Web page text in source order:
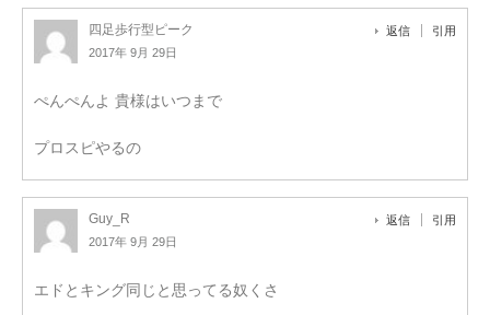
四足歩行型ピーク
2017年 9月 29日
返信 引用
ぺんぺんよ 貴様はいつまで
プロスピやるの
Guy_R
2017年 9月 29日
返信 引用
エドとキング同じと思ってる奴くさ